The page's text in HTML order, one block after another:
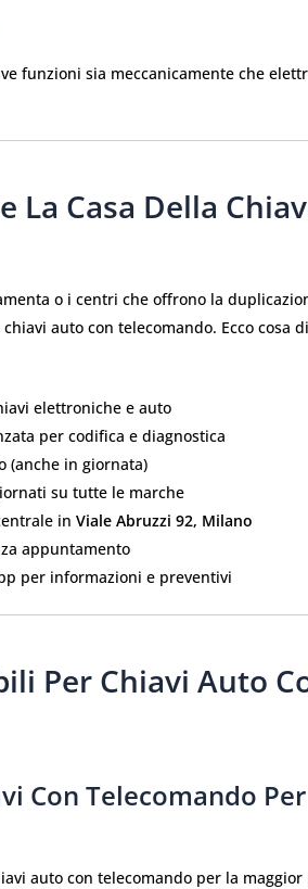
funzioni sia meccanicamente che
La Casa Della
o i centri che offrono la
auto con telecomando. Ecco cosa
elettroniche e auto
per codifica e diagnostica
(anche in giornata)
su tutte le marche
in Viale Abruzzi 92, Milano
appuntamento
per informazioni e preventivi
Per Chiavi Auto
Con Telecomando
auto con telecomando per la